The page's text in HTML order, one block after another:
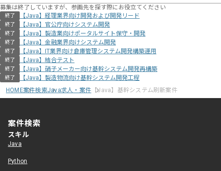
募集は終了していますが、参画先を探す際にお役立てください
終了 【Java】経理業界向け開発および開発リード
終了 【Java】官公庁向けシステム開発
終了 【Java】製造業向けポータルサイト保守・開発
終了 【Java】金融業界向けシステム開発
終了 【Java】IT業界向け倉庫管理システム開発構築運用
終了 【Java】結合テスト
終了 【Java】硝子メーカー向け基幹システム開発再構築
終了
【Java】製造物流向け基幹システム開発工程
HOME案件検索Java求人・案件 【Java】基幹システム刷新案件
案件検索
スキル
Java
Python